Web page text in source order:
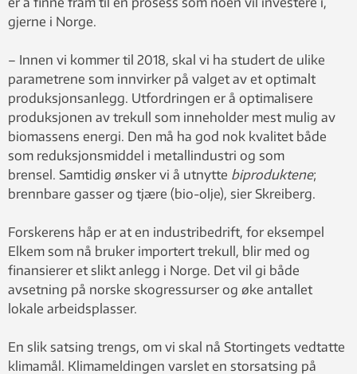
gjerne i Norge.
– Innen vi kommer til 2018, skal vi ha studert de ulike
parametrene som innvirker på valget av et optimalt
produksjonsanlegg. Utfordringen er å optimalisere
produksjonen av trekull som inneholder mest mulig av
biomassens energi. Den må ha god nok kvalitet både
som reduksjonsmiddel i metallindustri og som
brensel. Samtidig ønsker vi å utnytte biproduktene;
brennbare gasser og tjære (bio-olje), sier Skreiberg.
Forskerens håp er at en industribedrift, for eksempel
Elkem som nå bruker importert trekull, blir med og
finansierer et slikt anlegg i Norge. Det vil gi både
avsetning på norske skogressurser og øke antallet
lokale arbeidsplasser.
En slik satsing trengs, om vi skal nå Stortingets vedtatte
klimamål. Klimameldingen varslet en storsatsing på